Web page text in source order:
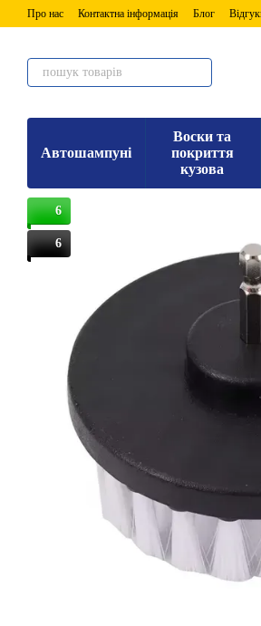
Перейти до основного контенту
Про нас Контактна інформація Блог
Автошампуні
Воски та
покриття
кузова
6
6